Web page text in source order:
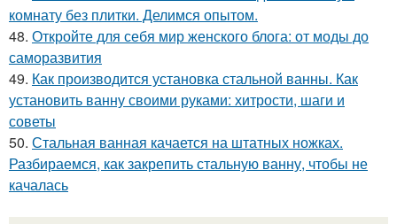
комнату без плитки. Делимся опытом.
48. Откройте для себя мир женского блога: от моды до
саморазвития
49. Как производится установка стальной ванны. Как
установить ванну своими руками: хитрости, шаги и
советы
50. Стальная ванная качается на штатных ножках.
Разбираемся, как закрепить стальную ванну, чтобы не
качалась